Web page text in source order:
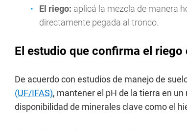
El riego: aplicá la mezcla de manera
directamente pegada al tronco.
El estudio que confirma el riego
De acuerdo con estudios de manejo de
(UF/IFAS), mantener el pH de la tierra en
disponibilidad de minerales clave como el